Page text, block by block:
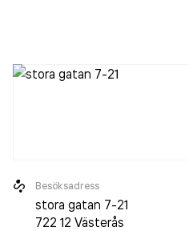
Besöksadress
stora gatan 7-21
722 12 Västerås